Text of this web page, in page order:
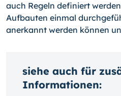
auch Regeln definiert
Aufbauten einmal
anerkannt werden können
siehe auch für
Informationen: